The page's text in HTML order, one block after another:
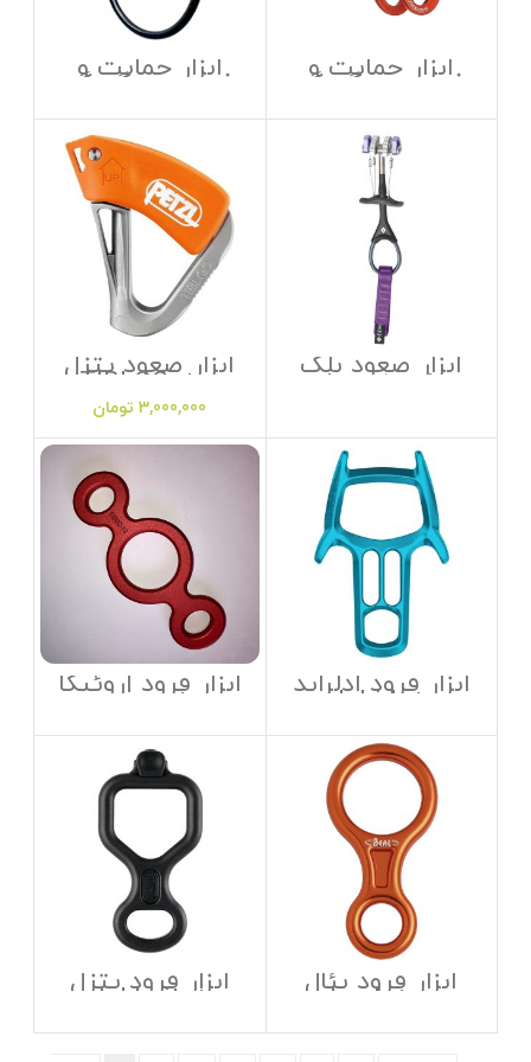
ابزار حمایت و
فرود سینگینگ‌ ابزار حمایت و
فرود سینگینگ‌
ابزار صعود بلک
دایموند مدل ابزار صعود پتزل
مدل TIBLOC
3,000,000 تومان
ابزار فرود ادلراید
مدل edelrid ابزار فرود اروئیکا
مدل eroica
ابزار فرود بئال
مدل beal ابزار فرود پتزل
مدل petzl huit